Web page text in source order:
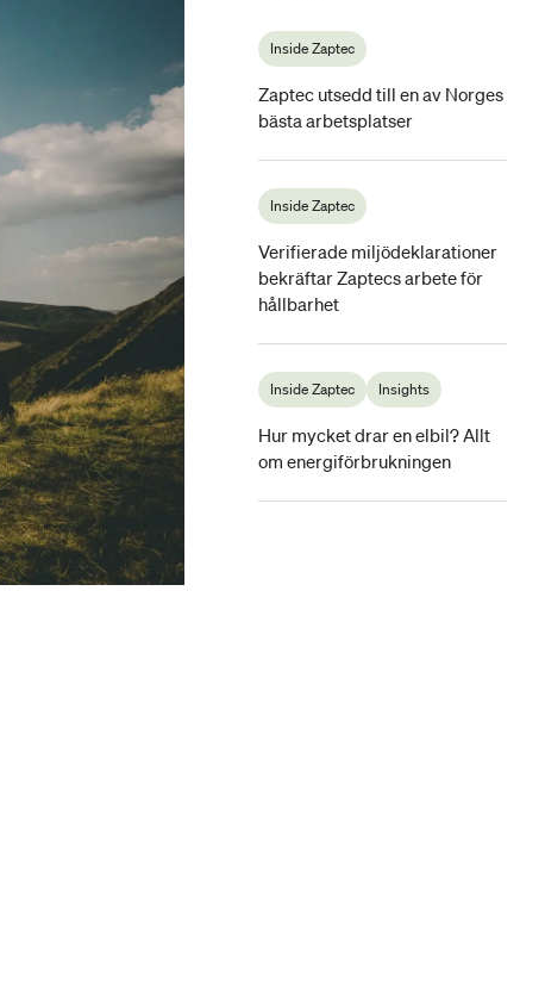
Inside Zaptec
Zaptec utsedd till en av Norges
bästa arbetsplatser
Inside Zaptec
Verifierade miljödeklarationer
bekräftar Zaptecs arbete för
hållbarhet
Inside Zaptec Insights
Hur mycket drar en elbil? Allt
om energiförbrukningen